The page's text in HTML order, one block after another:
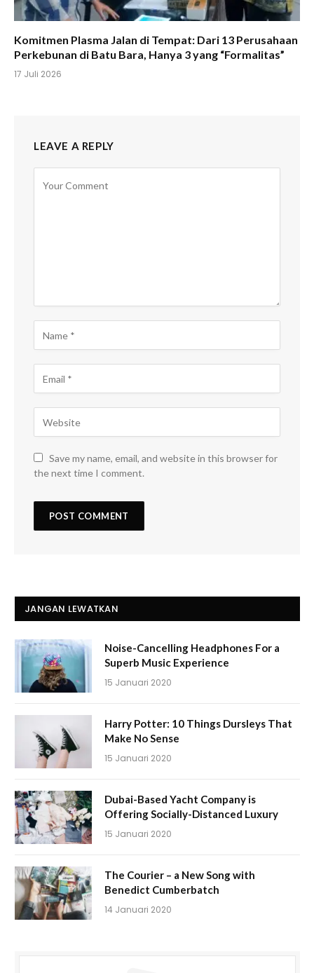
Komitmen Plasma Jalan di Tempat: Dari 13 Perusahaan
Perkebunan di Batu Bara, Hanya 3 yang “Formalitas”
17 Juli 2026
LEAVE A REPLY
Save my name, email, and website in this browser for
the next time I comment.
JANGAN LEWATKAN
Noise-Cancelling Headphones For a
Superb Music Experience
15 Januari 2020
Harry Potter: 10 Things Dursleys That
Make No Sense
15 Januari 2020
Dubai-Based Yacht Company is
Offering Socially-Distanced Luxury
15 Januari 2020
The Courier – a New Song with
Benedict Cumberbatch
14 Januari 2020